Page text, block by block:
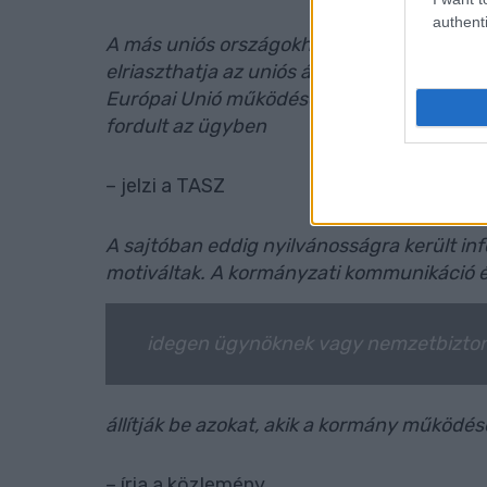
A más uniós országokhoz képest
elriaszthatja az uniós állampolgárokat a
Európai Unió működéséről szóló
fordult az ügyben
– jelzi a TASZ
A sajtóban eddig nyilvánosságra került
motiváltak. A kormányzati kommunikáció
idegen ügynöknek vagy
állítják be azokat, akik a kormány